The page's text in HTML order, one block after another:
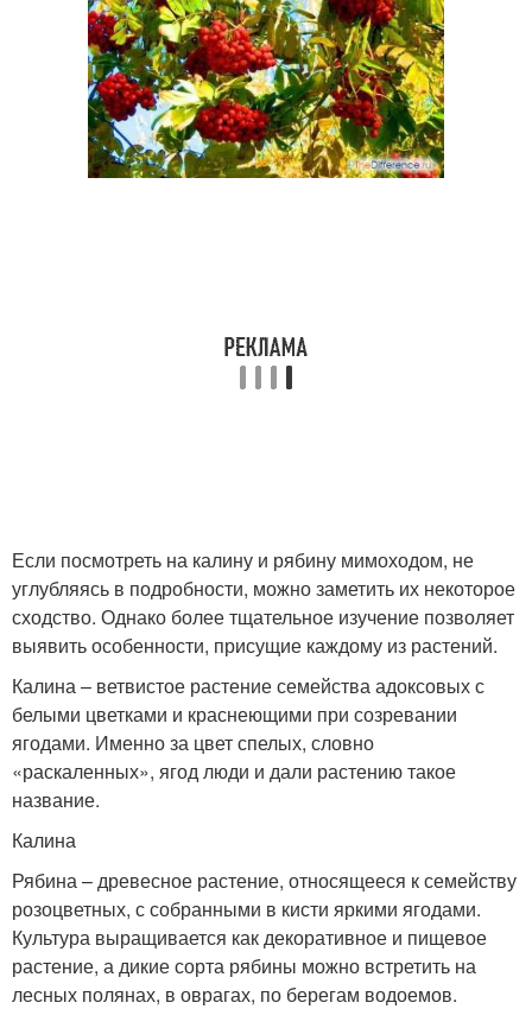
Если посмотреть на калину и рябину мимоходом, не
углубляясь в подробности, можно заметить их некоторое
сходство. Однако более тщательное изучение позволяет
выявить особенности, присущие каждому из растений.
Калина – ветвистое растение семейства адоксовых с
белыми цветками и краснеющими при созревании
ягодами. Именно за цвет спелых, словно
«раскаленных», ягод люди и дали растению такое
название.
Калина
Рябина – древесное растение, относящееся к семейству
розоцветных, с собранными в кисти яркими ягодами.
Культура выращивается как декоративное и пищевое
растение, а дикие сорта рябины можно встретить на
лесных полянах, в оврагах, по берегам водоемов.